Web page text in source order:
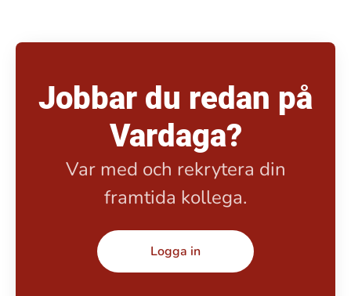
Jobbar du redan på
Vardaga?
Var med och rekrytera din
framtida kollega.
Logga in